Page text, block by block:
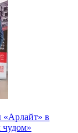
«Арлайт» в
чудом»